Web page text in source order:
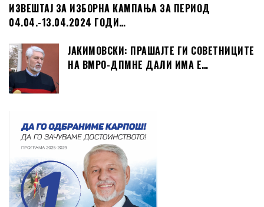
ИЗВЕШТАЈ ЗА ИЗБОРНА КАМПАЊА ЗА ПЕРИОД
04.04.-13.04.2024 ГОДИ…
ЈАКИМОВСКИ: ПРАШАЈТЕ ГИ СОВЕТНИЦИТЕ
НА ВМРО-ДПМНЕ ДАЛИ ИМА Е…